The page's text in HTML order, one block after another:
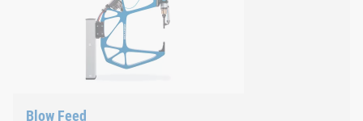
Assegnazione dell'ID della matrice per ogni punto di
Bloccaggio della matrice nel relativo supporto
Sensore a telecamera per l'identificazione
Blow Feed